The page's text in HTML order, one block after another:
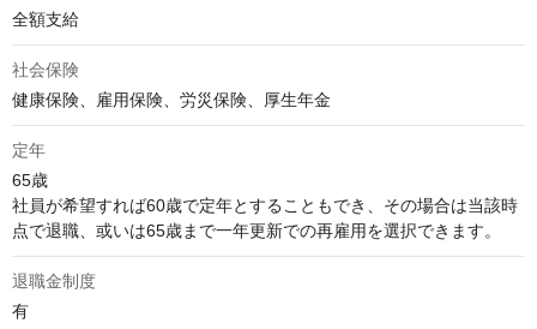
全額支給
社会保険
健康保険、雇用保険、労災保険、厚生年金
定年
65歳
社員が希望すれば60歳で定年とすることもでき、その場合は当該時
点で退職、或いは65歳まで一年更新での再雇用を選択できます。
退職金制度
有